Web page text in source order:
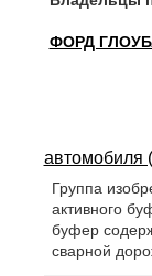
ФОРД
автомобиля
Группа
активного
буфер
сварной